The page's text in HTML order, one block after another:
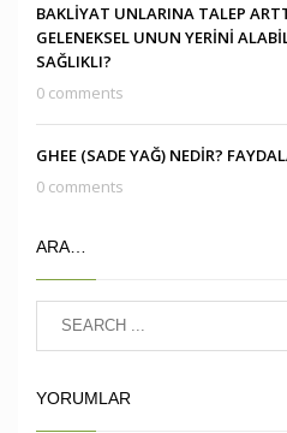
BAKLİYAT UNLARINA TALEP
GELENEKSEL UNUN YERİNİ
SAĞLIKLI?
0 comments
GHEE (SADE YAĞ) NEDİR?
0 comments
ARA…
YORUMLAR